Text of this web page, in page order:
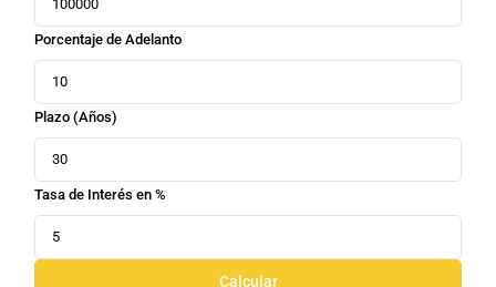
Porcentaje de Adelanto
Plazo (Años)
Tasa de Interés en %
Calcular